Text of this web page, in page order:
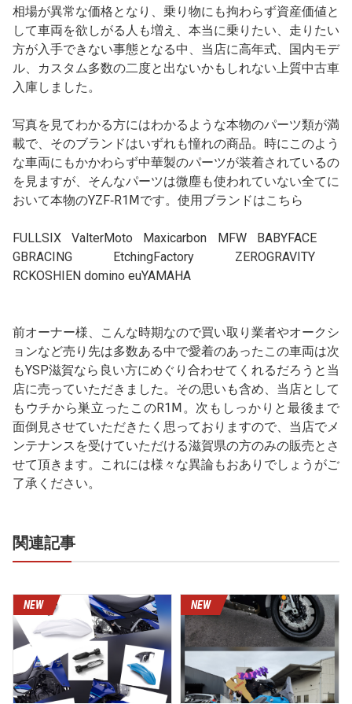
相場が異常な価格となり、乗り物にも拘わらず資産価値と
して車両を欲しがる人も増え、本当に乗りたい、走りたい
方が入手できない事態となる中、当店に高年式、国内モデ
ル、カスタム多数の二度と出ないかもしれない上質中古車
入庫しました。
写真を見てわかる方にはわかるような本物のパーツ類が満
載で、そのブランドはいずれも憧れの商品。時にこのよう
な車両にもかかわらず中華製のパーツが装着されているの
を見ますが、そんなパーツは微塵も使われていない全てに
おいて本物のYZF‐R1Ⅿです。使用ブランドはこちら
FULLSIX ValterMoto Maxicarbon MFW BABYFACE
GBRACING EtchingFactory ZEROGRAVITY
RCKOSHIEN domino euYAMAHA
前オーナー様、こんな時期なので買い取り業者やオークシ
ョンなど売り先は多数ある中で愛着のあったこの車両は次
もYSP滋賀なら良い方にめぐり合わせてくれるだろうと当
店に売っていただきました。その思いも含め、当店として
もウチから巣立ったこのR1Ⅿ。次もしっかりと最後まで
面倒見させていただきたく思っておりますので、当店でメ
ンテナンスを受けていただける滋賀県の方のみの販売とさ
せて頂きます。これには様々な異論もおありでしょうがご
了承ください。
関連記事